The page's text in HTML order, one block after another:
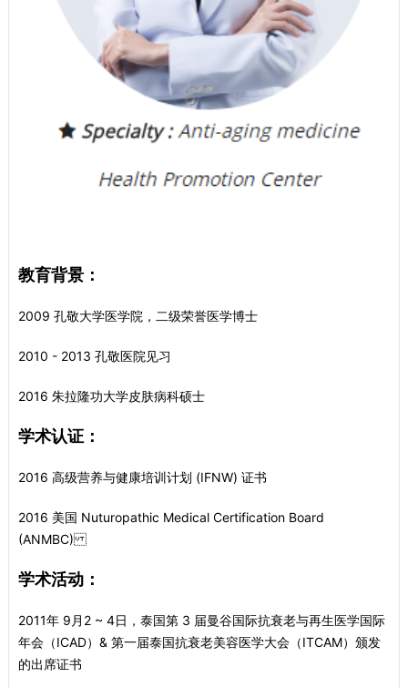
教育背景：
2009 孔敬大学医学院，二级荣誉医学博士
2010 - 2013 孔敬医院见习
2016 朱拉隆功大学皮肤病科硕士
学术认证：
2016 高级营养与健康培训计划 (IFNW) 证书
2016 美国 Nuturopathic Medical Certification Board
(ANMBC)
学术活动：
2011年 9月2 ~ 4日，泰国第 3 届曼谷国际抗衰老与再生医学国际
年会（ICAD）& 第一届泰国抗衰老美容医学大会（ITCAM）颁发
的出席证书